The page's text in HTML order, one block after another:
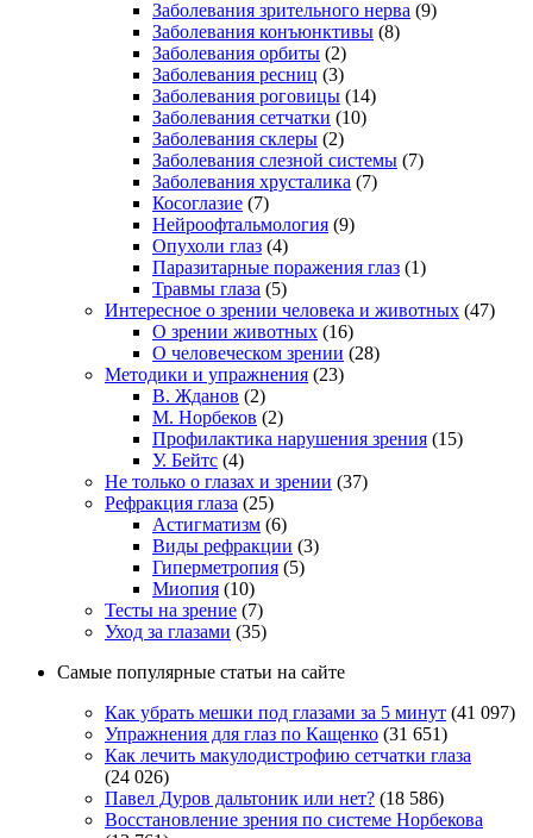
Заболевания зрительного нерва (9)
Заболевания конъюнктивы (8)
Заболевания орбиты (2)
Заболевания ресниц (3)
Заболевания роговицы (14)
Заболевания сетчатки (10)
Заболевания склеры (2)
Заболевания слезной системы (7)
Заболевания хрусталика (7)
Косоглазие (7)
Нейроофтальмология (9)
Опухоли глаз (4)
Паразитарные поражения глаз (1)
Травмы глаза (5)
Интересное о зрении человека и животных (47)
О зрении животных (16)
О человеческом зрении (28)
Методики и упражнения (23)
В. Жданов (2)
М. Норбеков (2)
Профилактика нарушения зрения (15)
У. Бейтс (4)
Не только о глазах и зрении (37)
Рефракция глаза (25)
Астигматизм (6)
Виды рефракции (3)
Гиперметропия (5)
Миопия (10)
Тесты на зрение (7)
Уход за глазами (35)
Самые популярные статьи на сайте
Как убрать мешки под глазами за 5 минут (41 097)
Упражнения для глаз по Кащенко (31 651)
Как лечить макулодистрофию сетчатки глаза
(24 026)
Павел Дуров дальтоник или нет? (18 586)
Восстановление зрения по системе Норбекова